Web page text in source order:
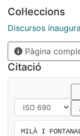
Col·leccions
Discursos
Pàgina
Citació
MILÀ I